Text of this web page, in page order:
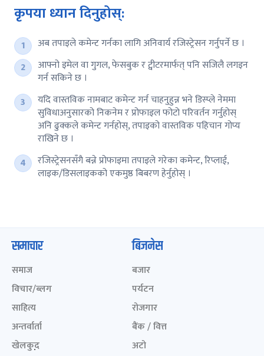
कृपया ध्यान दिनुहोस्:
अब तपाइले कमेन्ट गर्नका लागि अनिवार्य रजिस्ट्रेसन गर्नुपर्ने छ ।
आफ्नो इमेल वा गुगल, फेसबुक र ट्वीटरमार्फत् पनि सजिलै लगइन
गर्न सकिने छ ।
यदि वास्तविक नामबाट कमेन्ट गर्न चाहनुहुन्न भने डिस्प्ले नेममा
सुविधाअनुसारको निकनेम र प्रोफाइल फोटो परिवर्तन गर्नुहोस्
अनि ढुक्कले कमेन्ट गर्नहोस्, तपाइको वास्तविक पहिचान गोप्य
राखिने छ ।
रजिस्ट्रेसनसँगै बन्ने प्रोफाइमा तपाइले गरेका कमेन्ट, रिप्लाई,
लाइक/डिसलाइकको एकमुष्ठ बिबरण हेर्नुहोस् ।
समाचार
समाज
विचार/ब्लग
साहित्य
अन्तर्वार्ता
खेलकुद़़
बिजनेस
बजार
पर्यटन
रोजगार
बैंक / वित्त
अटो